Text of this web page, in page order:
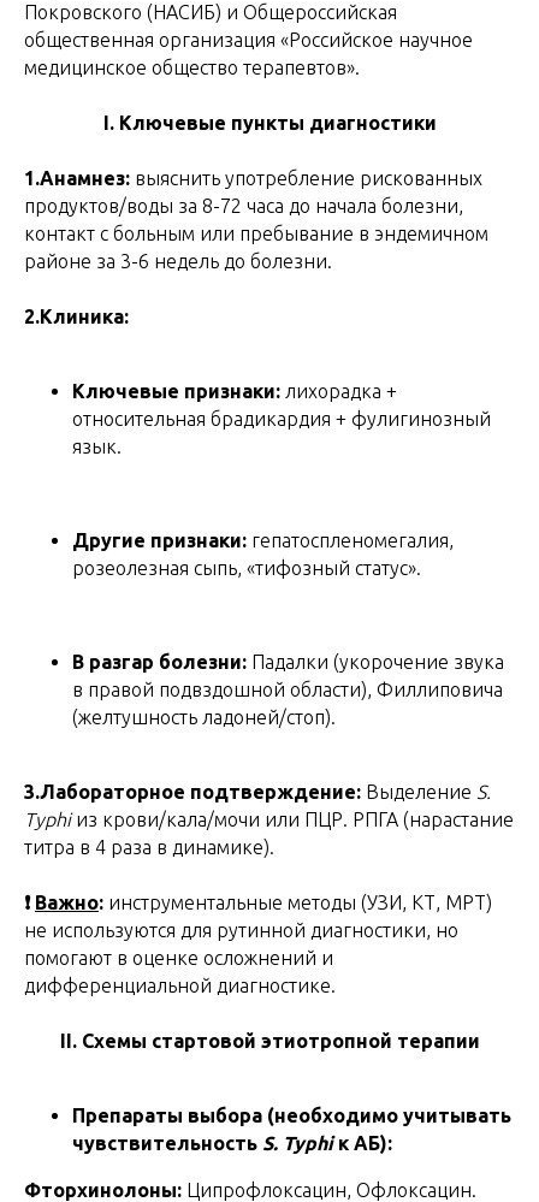
Покровского (НАСИБ) и Общероссийская
общественная организация «Российское научное
медицинское общество терапевтов».
I. Ключевые пункты диагностики
1.Анамнез: выяснить употребление рискованных
продуктов/воды за 8-72 часа до начала болезни,
контакт с больным или пребывание в эндемичном
районе за 3-6 недель до болезни.
2.Клиника:
Ключевые признаки: лихорадка +
относительная брадикардия + фулигинозный
язык.
Другие признаки: гепатоспленомегалия,
розеолезная сыпь, «тифозный статус».
В разгар болезни: Падалки (укорочение звука
в правой подвздошной области), Филлиповича
(желтушность ладоней/стоп).
3.Лабораторное подтверждение: Выделение S.
Typhiиз крови/кала/мочи или ПЦР. РПГА (нарастание
титра в 4 раза в динамике).
❗ Важно: инструментальные методы (УЗИ, КТ, МРТ)
не используются для рутинной диагностики, но
помогают в оценке осложнений и
дифференциальной диагностике.
II. Схемы стартовой этиотропной терапии
Препараты выбора (необходимо учитывать
чувствительность S. Typhiк АБ):
Фторхинолоны: Ципрофлоксацин, Офлоксацин.